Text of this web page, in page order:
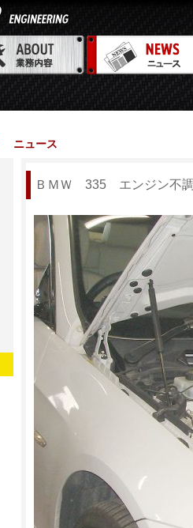
ニュース
ＢＭＷ 335 エンジン不